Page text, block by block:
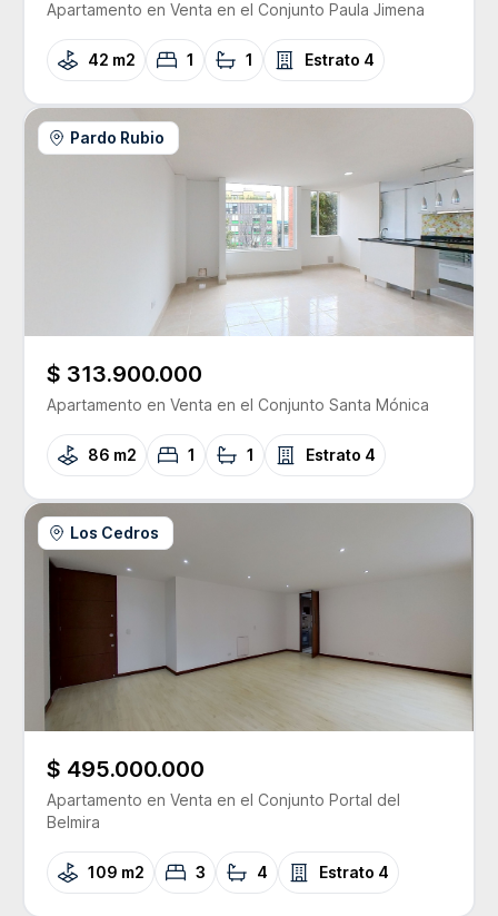
Apartamento en Venta en el Conjunto Paula Jimena
42 m2 1 1 Estrato 4
Pardo Rubio
$ 313.900.000
Apartamento en Venta en el Conjunto Santa Mónica
86 m2 1 1 Estrato 4
Los Cedros
$ 495.000.000
Apartamento en Venta en el Conjunto Portal del
Belmira
109 m2 3 4 Estrato 4